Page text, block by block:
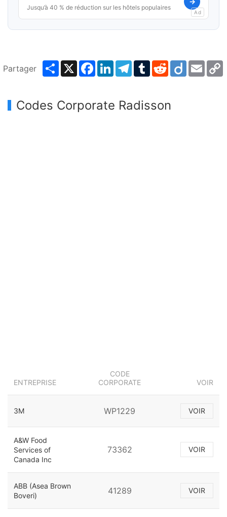
Jusqu’à 40 % de réduction sur les hôtels populaires
Ad
Partager ShareX Facebook
LinkedInTelegram
TumblrRedditDiigo Email
Codes Corporate Radisson
ENTREPRISE
CODE
CORPORATE
VOIR
3M WP1229 VOIR
A&W Food
Services of
Canada Inc
73362 VOIR
ABB (Asea Brown
Boveri)
41289 VOIR